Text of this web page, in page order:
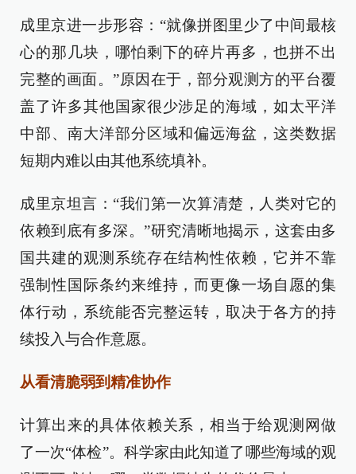
成里京进一步形容：“就像拼图里少了中间最核
心的那几块，哪怕剩下的碎片再多，也拼不出
完整的画面。”原因在于，部分观测方的平台覆
盖了许多其他国家很少涉足的海域，如太平洋
中部、南大洋部分区域和偏远海盆，这类数据
短期内难以由其他系统填补。
成里京坦言：“我们第一次算清楚，人类对它的
依赖到底有多深。”研究清晰地揭示，这套由多
国共建的观测系统存在结构性依赖，它并不靠
强制性国际条约来维持，而更像一场自愿的集
体行动，系统能否完整运转，取决于各方的持
续投入与合作意愿。
从看清脆弱到精准协作
计算出来的具体依赖关系，相当于给观测网做
了一次“体检”。科学家由此知道了哪些海域的观